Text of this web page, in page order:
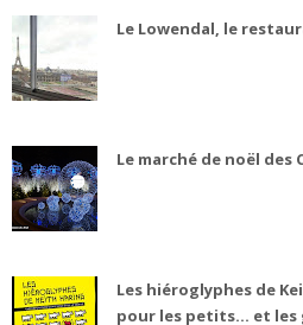
Le Lowendal, le
Le marché de noël des
Les hiéroglyphes de
pour les petits... et les